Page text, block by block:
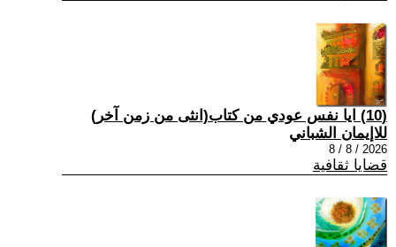
(10) ايا نفس عودي من كتاب(انثى من زمن آخر)
للاإيمان الشباني
2026 / 8 / 8
قضايا ثقافية